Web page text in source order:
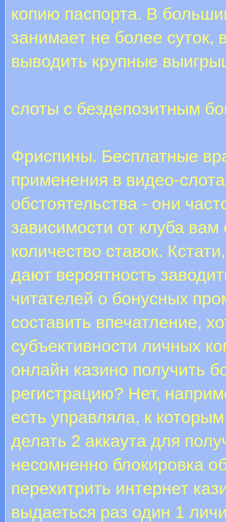
копию паспорта. В
занимает не более суток,
выводить крупные
слоты с бездепозитным
Фриспины. Бесплатные
применения в видео-
обстоятельства - они
зависимости от клуба
количество ставок.
дают вероятность
читателей о бонусных
составить впечатление,
субъективности личных
онлайн казино получить
регистрацию? Нет,
есть управляла, к
делать 2 аккаута для
несомненно блокировка
перехитрить интернет
выдаеться раз один 1